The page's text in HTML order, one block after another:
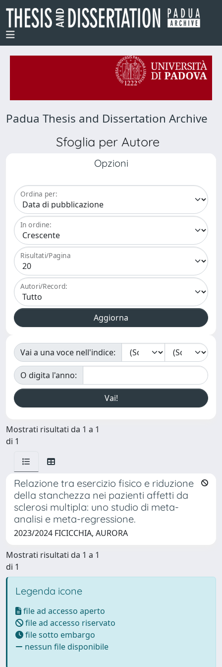
Padua Thesis and Dissertation Archive
Sfoglia per Autore
Opzioni
Ordina per:
In ordine:
Risultati/Pagina
Autori/Record:
Vai a una voce nell'indice:
O digita l'anno:
Mostrati risultati da 1 a 1
di 1
Relazione tra esercizio fisico e riduzione
della stanchezza nei pazienti affetti da
sclerosi multipla: uno studio di meta-
analisi e meta-regressione.
2023/2024 FICICCHIA, AURORA
Mostrati risultati da 1 a 1
di 1
Legenda icone
file ad accesso aperto
file ad accesso riservato
file sotto embargo
nessun file disponibile